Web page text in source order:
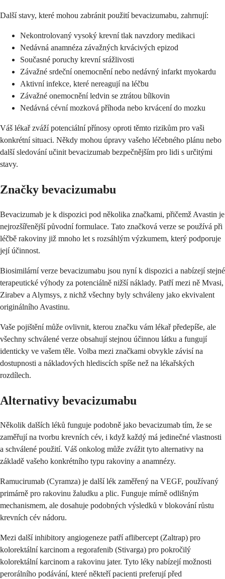
Další stavy, které mohou zabránit použití bevacizumabu, zahrnují:
Nekontrolovaný vysoký krevní tlak navzdory medikaci
Nedávná anamnéza závažných krvácivých epizod
Současné poruchy krevní srážlivosti
Závažné srdeční onemocnění nebo nedávný infarkt myokardu
Aktivní infekce, které nereagují na léčbu
Závažné onemocnění ledvin se ztrátou bílkovin
Nedávná cévní mozková příhoda nebo krvácení do mozku
Váš lékař zváží potenciální přínosy oproti těmto rizikům pro vaši
konkrétní situaci. Někdy mohou úpravy vašeho léčebného plánu nebo
další sledování učinit bevacizumab bezpečnějším pro lidi s určitými
stavy.
Značky bevacizumabu
Bevacizumab je k dispozici pod několika značkami, přičemž Avastin je
nejrozšířenější původní formulace. Tato značková verze se používá při
léčbě rakoviny již mnoho let s rozsáhlým výzkumem, který podporuje
její účinnost.
Biosimilární verze bevacizumabu jsou nyní k dispozici a nabízejí stejné
terapeutické výhody za potenciálně nižší náklady. Patří mezi ně Mvasi,
Zirabev a Alymsys, z nichž všechny byly schváleny jako ekvivalent
originálního Avastinu.
Vaše pojištění může ovlivnit, kterou značku vám lékař předepíše, ale
všechny schválené verze obsahují stejnou účinnou látku a fungují
identicky ve vašem těle. Volba mezi značkami obvykle závisí na
dostupnosti a nákladových hlediscích spíše než na lékařských
rozdílech.
Alternativy bevacizumabu
Několik dalších léků funguje podobně jako bevacizumab tím, že se
zaměřují na tvorbu krevních cév, i když každý má jedinečné vlastnosti
a schválené použití. Váš onkolog může zvážit tyto alternativy na
základě vašeho konkrétního typu rakoviny a anamnézy.
Ramucirumab (Cyramza) je další lék zaměřený na VEGF, používaný
primárně pro rakovinu žaludku a plic. Funguje mírně odlišným
mechanismem, ale dosahuje podobných výsledků v blokování růstu
krevních cév nádoru.
Mezi další inhibitory angiogeneze patří aflibercept (Zaltrap) pro
kolorektální karcinom a regorafenib (Stivarga) pro pokročilý
kolorektální karcinom a rakovinu jater. Tyto léky nabízejí možnosti
perorálního podávání, které někteří pacienti preferují před